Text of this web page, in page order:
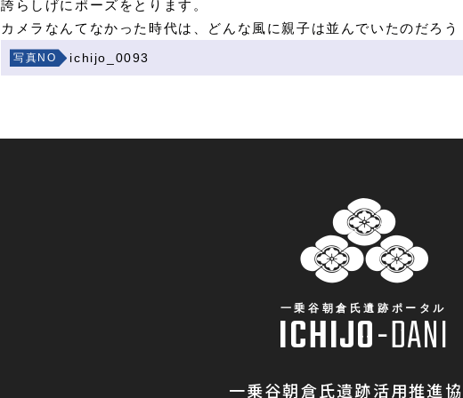
誇らしげにポーズをとります。
カメラなんてなかった時代は、どんな風に親子は並んでいたのだろう
ichijo_0093
一乗谷朝倉氏遺跡ポータル
ICHIJO-DANI
一乗谷朝倉氏遺跡活用推進